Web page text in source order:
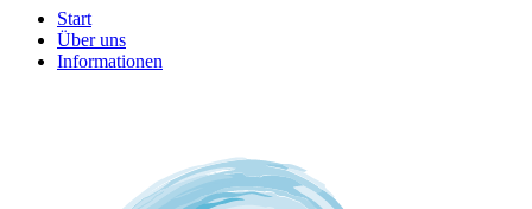
Start
Über uns
Informationen